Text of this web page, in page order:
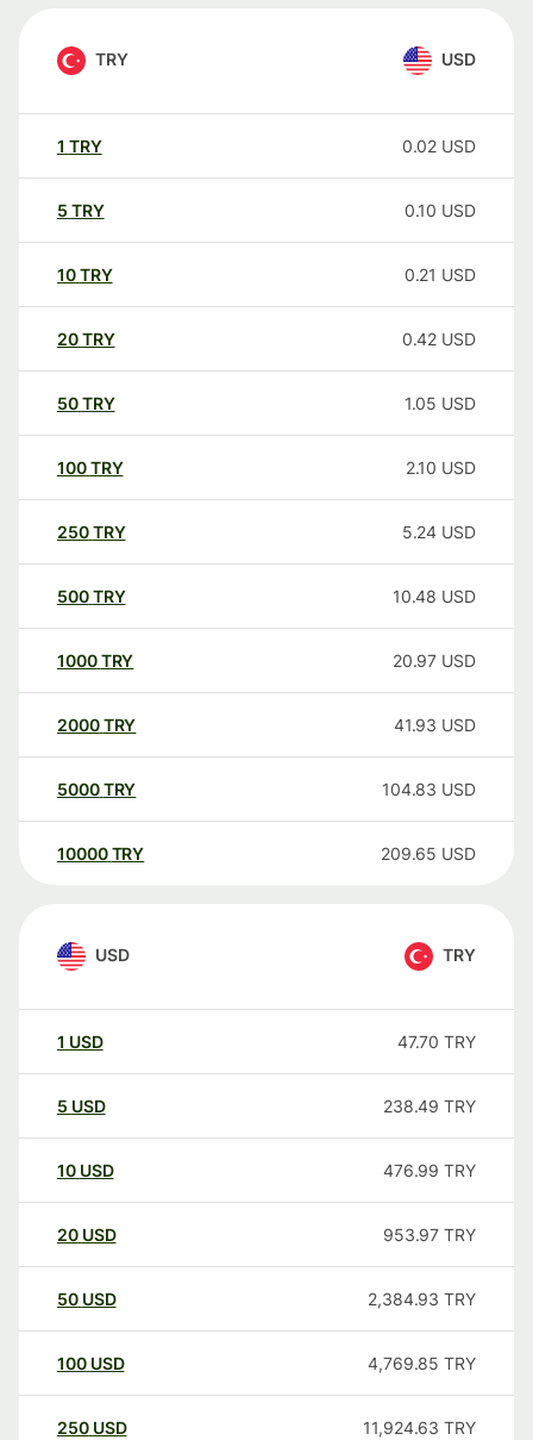
TRY USD
1 TRY 0.02 USD
5 TRY 0.10 USD
10TRY 0.21 USD
20TRY 0.42 USD
50TRY 1.05 USD
100TRY 2.10 USD
250TRY 5.24 USD
500TRY 10.48 USD
1000TRY 20.97 USD
2000TRY 41.93 USD
5000TRY 104.83 USD
10000 TRY 209.65 USD
USD TRY
1 USD 47.70 TRY
5 USD 238.49 TRY
10 USD 476.99 TRY
20 USD 953.97 TRY
50 USD 2,384.93 TRY
100 USD 4,769.85 TRY
250 USD 11,924.63 TRY